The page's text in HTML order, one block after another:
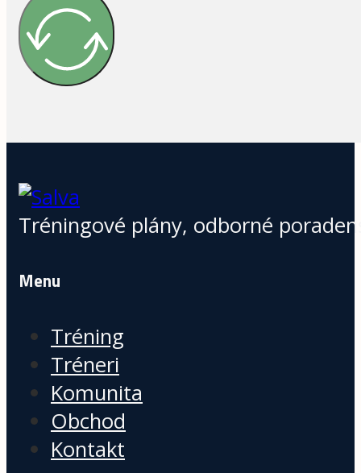
Tréningové plány, odborné
Menu
Tréning
Tréneri
Komunita
Obchod
Kontakt